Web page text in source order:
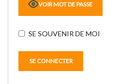
VOIR MOT DE PASSE
SE SOUVENIR DE MOI